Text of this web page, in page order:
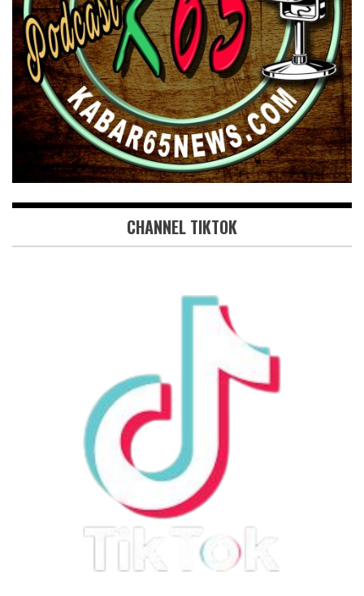
CHANNEL TIKTOK